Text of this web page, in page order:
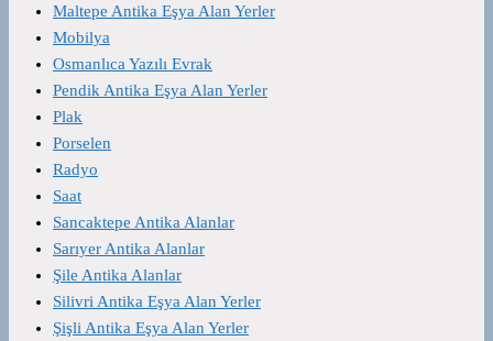
Maltepe Antika Eşya Alan Yerler
Mobilya
Osmanlıca Yazılı Evrak
Pendik Antika Eşya Alan Yerler
Plak
Porselen
Radyo
Saat
Sancaktepe Antika Alanlar
Sarıyer Antika Alanlar
Şile Antika Alanlar
Silivri Antika Eşya Alan Yerler
Şişli Antika Eşya Alan Yerler